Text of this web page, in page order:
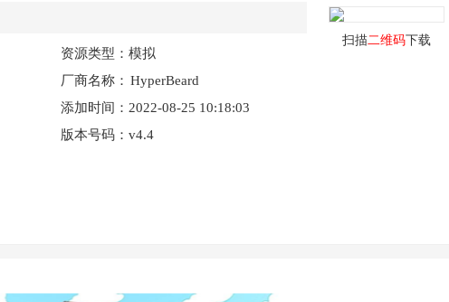
资源类型：模拟
厂商名称： HyperBeard
添加时间：2022-08-25 10:18:03
版本号码：v4.4
扫描二维码下载